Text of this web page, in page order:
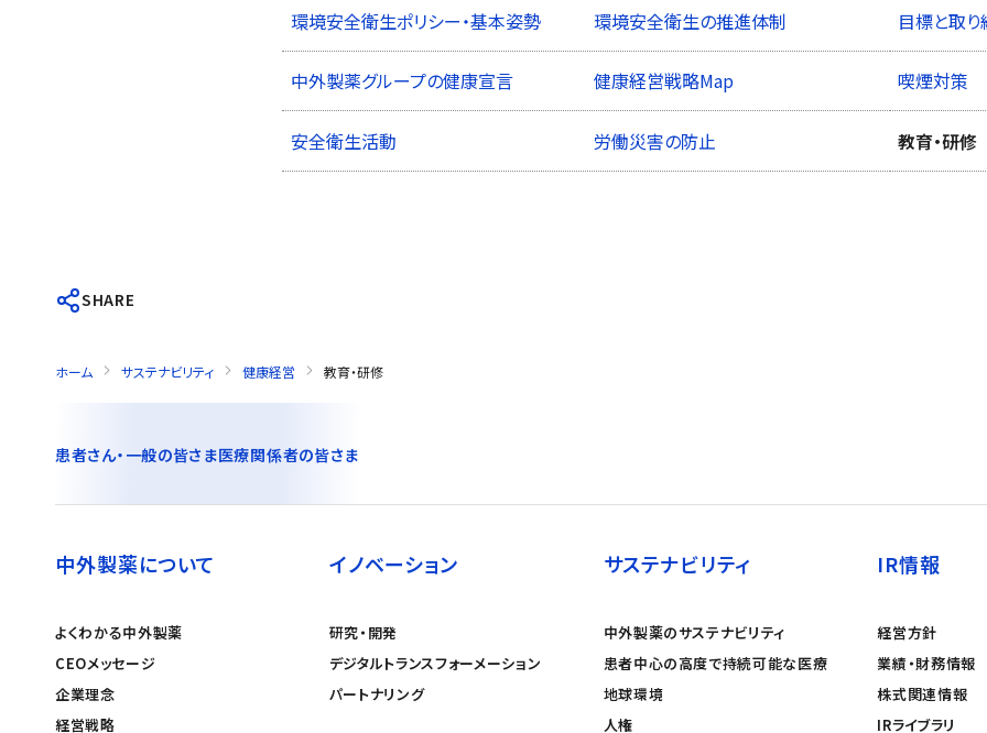
環境安全衛生ポリシー・基本姿勢 環境安全衛生の推進体制 目標と取
中外製薬グループの健康宣言 健康経営戦略Map 喫煙対策
安全衛生活動 労働災害の防止 教育・研修
SHARE
ホーム サステナビリティ 健康経営 教育・研修
患者さん・一般の皆さま医療関係者の皆さま
中外製薬について
よくわかる中外製薬
CEOメッセージ
企業理念
経営戦略
イノベーション
研究・開発
デジタルトランスフォーメーション
パートナリング
サステナビリティ
中外製薬のサステナビリティ
患者中心の高度で持続可能な医療
地球環境
人権
IR情報
経営方針
業績・財務情報
株式関連情報
IRライブラリ